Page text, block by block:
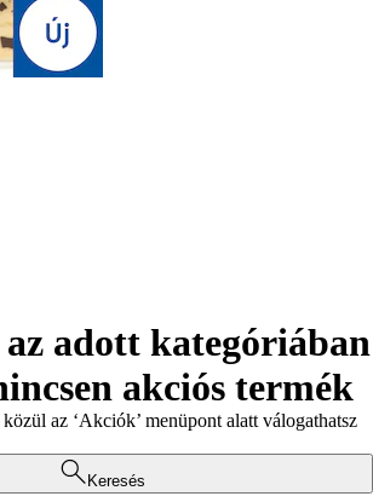
adott kategóriában
akciós termék
az ‘Akciók’ menüpont alatt válogathatsz
Keresés